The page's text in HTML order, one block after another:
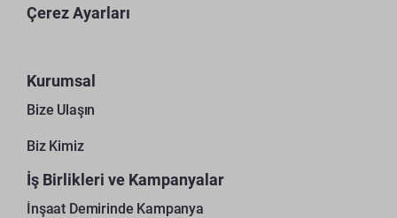
Çerez Ayarları
Kurumsal
Bize Ulaşın
Biz Kimiz
İş Birlikleri ve Kampanyalar
İnşaat Demirinde Kampanya